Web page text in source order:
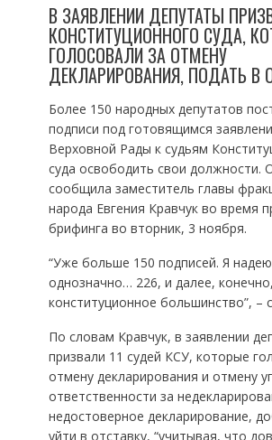
В ЗАЯВЛЕНИИ ДЕПУТАТЫ
КОНСТИТУЦИОННОГО СУДА,
ГОЛОСОВАЛИ ЗА ОТМЕНУ
ДЕКЛАРИРОВАНИЯ, ПОДАТЬ В
Более 150 народных депутатов
подписи под готовящимся
Верховной Рады к судьям
суда освободить свои должности.
сообщила заместитель главы
народа Евгения Кравчук во время
брифинга во вторник, 3 ноября.
“Уже больше 150 подписей. Я
однозначно… 226, и далее, конечно,
конституционное большинство”, –
По словам Кравчук, в заявлении
призвали 11 судей КСУ, которые
отмену декларирования и отмену
ответственности за
недостоверное декларирование,
уйти в отставку, “учитывая, что